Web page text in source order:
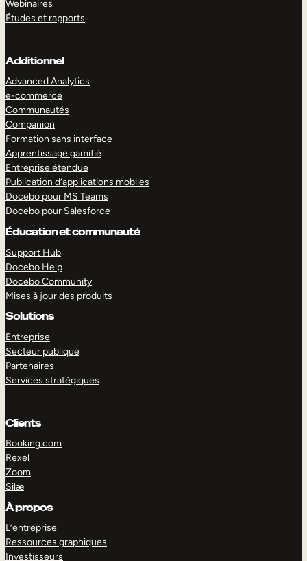
Webinaires
Études et rapports
Additionnel
Advanced Analytics
e-commerce
Communautés
Companion
Formation sans interface
Apprentissage gamifié
Entreprise étendue
Publication d’applications mobiles
Docebo pour MS Teams
Docebo pour Salesforce
Éducation et communauté
Support Hub
Docebo Help
Docebo Community
Mises à jour des produits
Solutions
Entreprise
Secteur publique
Partenaires
Services stratégiques
Clients
Booking.com
Rexel
Zoom
Silæ
À propos
L’entreprise
Ressources graphiques
Investisseurs